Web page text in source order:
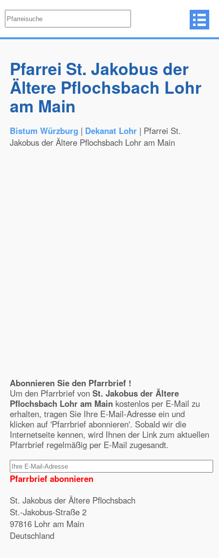
Pfarrei St. Jakobus der
Ältere Pflochsbach Lohr
am Main
Bistum Würzburg | Dekanat Lohr | Pfarrei St.
Jakobus der Ältere Pflochsbach Lohr am Main
Abonnieren Sie den Pfarrbrief !
Um den Pfarrbrief von St. Jakobus der Ältere
Pflochsbach Lohr am Main kostenlos per E-Mail zu
erhalten, tragen Sie Ihre E-Mail-Adresse ein und
klicken auf 'Pfarrbrief abonnieren'. Sobald wir die
Internetseite kennen, wird Ihnen der Link zum aktuellen
Pfarrbrief regelmäßig per E-Mail zugesandt.
Pfarrbrief abonnieren
St. Jakobus der Ältere Pflochsbach
St.-Jakobus-Straße 2
97816 Lohr am Main
Deutschland